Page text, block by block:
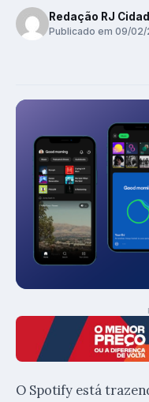
Redação RJ
Publicado em 09/02/
O Spotify está